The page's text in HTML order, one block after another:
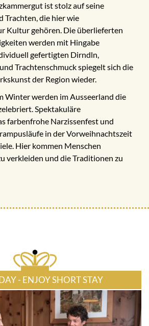
ist stolz auf seine
Trachten, die hier wie
Kultur gehören. Die überlieferten
werden mit Hingabe
gefertigten Dirndln,
Trachtenschmuck spiegelt sich die
der Region wieder.
Winter werden im Ausseerland die
Spektakuläre
farbenfrohe Narzissenfest und
in der Vorweihnachtszeit
Hier kommen Menschen
verkleiden und die Traditionen zu
- ENJOY SHORT STAY